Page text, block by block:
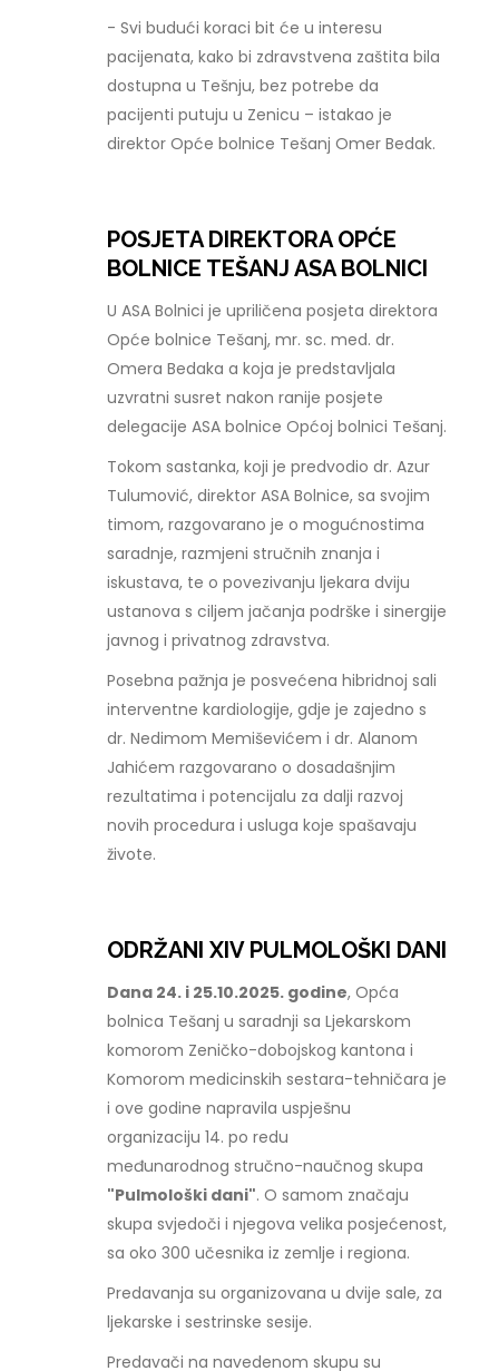
- Svi budući koraci bit će u interesu
pacijenata, kako bi zdravstvena zaštita bila
dostupna u Tešnju, bez potrebe da
pacijenti putuju u Zenicu – istakao je
direktor Opće bolnice Tešanj Omer Bedak.
POSJETA DIREKTORA OPĆE
BOLNICE TEŠANJ ASA BOLNICI
U ASA Bolnici je upriličena posjeta direktora
Opće bolnice Tešanj, mr. sc. med. dr.
Omera Bedaka a koja je predstavljala
uzvratni susret nakon ranije posjete
delegacije ASA bolnice Općoj bolnici Tešanj.
Tokom sastanka, koji je predvodio dr. Azur
Tulumović, direktor ASA Bolnice, sa svojim
timom, razgovarano je o mogućnostima
saradnje, razmjeni stručnih znanja i
iskustava, te o povezivanju ljekara dviju
ustanova s ciljem jačanja podrške i sinergije
javnog i privatnog zdravstva.
Posebna pažnja je posvećena hibridnoj sali
interventne kardiologije, gdje je zajedno s
dr. Nedimom Memiševićem i dr. Alanom
Jahićem razgovarano o dosadašnjim
rezultatima i potencijalu za dalji razvoj
novih procedura i usluga koje spašavaju
živote.
ODRŽANI XIV PULMOLOŠKI DANI
Dana 24. i 25.10.2025. godine, Opća
bolnica Tešanj u saradnji sa Ljekarskom
komorom Zeničko-dobojskog kantona i
Komorom medicinskih sestara-tehničara je
i ove godine napravila uspješnu
organizaciju 14. po redu
međunarodnog stručno-naučnog skupa
"Pulmološki dani". O samom značaju
skupa svjedoči i njegova velika posjećenost,
sa oko 300 učesnika iz zemlje i regiona.
Predavanja su organizovana u dvije sale, za
ljekarske i sestrinske sesije.
Predavači na navedenom skupu su